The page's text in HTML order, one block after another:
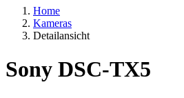
Home
Kameras
Detailansicht
Sony DSC-TX5